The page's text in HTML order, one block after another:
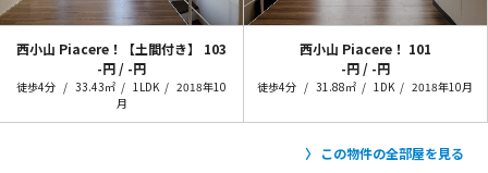
西小山 Piacere！【土間付き】
103
-円 / -円
徒歩4分 33.43㎡ 1LDK
2018年10
月
西小山 Piacere！ 101
-円 / -円
徒歩4分 31.88㎡ 1DK 2018年10月
この物件の全部屋を見る